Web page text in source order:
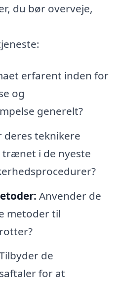
du bør overveje,
erfarent inden for
og
generelt?
deres teknikere
i de nyeste
Anvender de
metoder til
de
for at